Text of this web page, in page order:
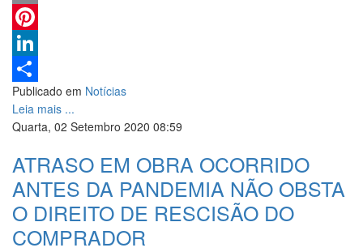
Email
Pinterest
LinkedIn
Share
Publicado em Notícias
Leia mais ...
Quarta, 02 Setembro 2020 08:59
ATRASO EM OBRA OCORRIDO
ANTES DA PANDEMIA NÃO OBSTA
O DIREITO DE RESCISÃO DO
COMPRADOR